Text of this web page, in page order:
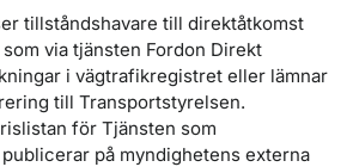
tillståndshavare till direktåtkomst
via tjänsten Fordon Direkt
i vägtrafikregistret eller lämnar
till Transportstyrelsen.
för Tjänsten som
på myndighetens externa